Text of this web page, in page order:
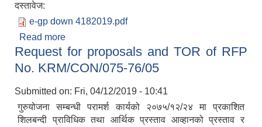
दस्तावेज:
e-gp down 4182019.pdf
Read more
Request for proposals and TOR of RFP
No. KRM/CON/075-76/05
Submitted on: Fri, 04/12/2019 - 10:41
गुरुयोजना सम्बन्धी परामर्श कार्यको २०७५/१२/२४ मा प्रकाशित
शिलबन्दी प्राविधिक तथा आर्थिक प्रस्ताव आव्हानको प्रस्ताव र